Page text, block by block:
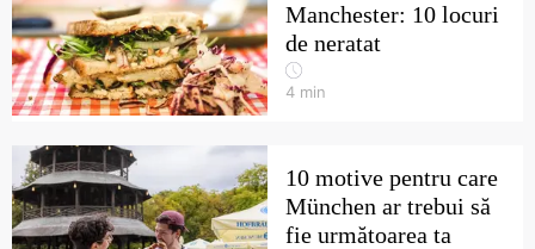
Manchester: 10 locuri
de neratat
4 min
10 motive pentru care
München ar trebui să
fie următoarea ta